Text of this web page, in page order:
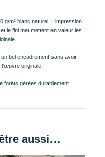
g/m² blanc naturel. L’impression
le fini mat mettent en valeur les
bel encadrement sans avoir
originale.
forêts gérées durablement.
aussi…